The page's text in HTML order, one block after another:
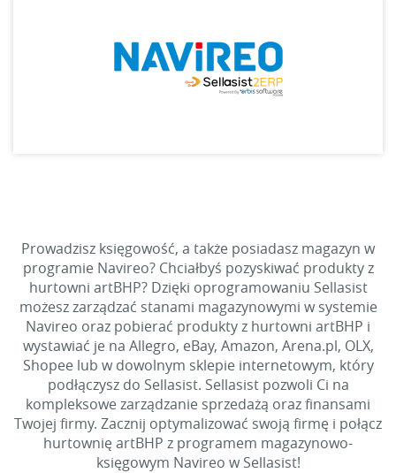
Prowadzisz księgowość, a także posiadasz magazyn w
programie Navireo? Chciałbyś pozyskiwać produkty z
hurtowni artBHP? Dzięki oprogramowaniu Sellasist
możesz zarządzać stanami magazynowymi w systemie
Navireo oraz pobierać produkty z hurtowni artBHP i
wystawiać je na Allegro, eBay, Amazon, Arena.pl, OLX,
Shopee lub w dowolnym sklepie internetowym, który
podłączysz do Sellasist. Sellasist pozwoli Ci na
kompleksowe zarządzanie sprzedażą oraz finansami
Twojej firmy. Zacznij optymalizować swoją firmę i połącz
hurtownię artBHP z programem magazynowo-
księgowym Navireo w Sellasist!